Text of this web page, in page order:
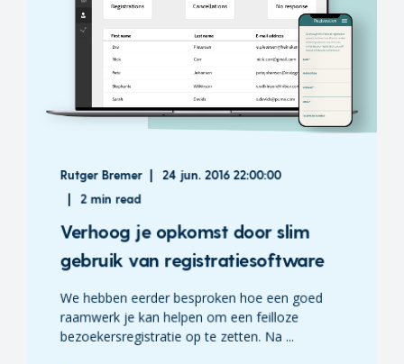
Rutger Bremer 24 jun. 2016 22:00:00
2 min read
Verhoog je opkomst door slim
gebruik van registratiesoftware
We hebben eerder besproken hoe een goed
raamwerk je kan helpen om een feilloze
bezoekersregistratie op te zetten. Na ...